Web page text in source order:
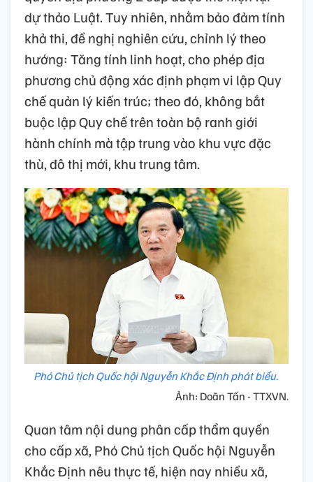
dự thảo Luật. Tuy nhiên, nhằm bảo đảm tính
khả thi, đề nghị nghiên cứu, chỉnh lý theo
hướng: Tăng tính linh hoạt, cho phép địa
phương chủ động xác định phạm vi lập Quy
chế quản lý kiến trúc; theo đó, không bắt
buộc lập Quy chế trên toàn bộ ranh giới
hành chính mà tập trung vào khu vực đặc
thù, đô thị mới, khu trung tâm.
Phó Chủ tịch Quốc hội Nguyễn Khắc Định phát biểu.
Ảnh: Doãn Tấn - TTXVN.
Quan tâm nội dung phân cấp thẩm quyền
cho cấp xã, Phó Chủ tịch Quốc hội Nguyễn
Khắc Định nêu thực tế, hiện nay nhiều xã,